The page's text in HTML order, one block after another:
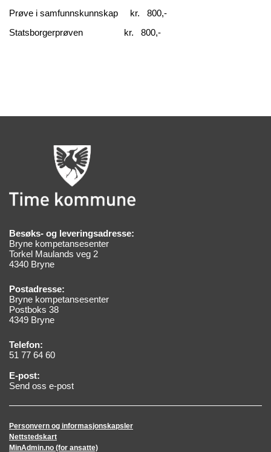
Prøve i samfunnskunnskap kr. 800,-
Statsborgerprøven kr. 800,-
Besøks- og leveringsadresse:
Bryne kompetansesenter
Torkel Maulands veg 2
4340 Bryne
Postadresse:
Bryne kompetansesenter
Postboks 38
4349 Bryne
Telefon:
51 77 64 60
E-post:
Send oss e-post
Personvern og informasjonskapsler
Nettstedskart
MinAdmin.no (for ansatte)